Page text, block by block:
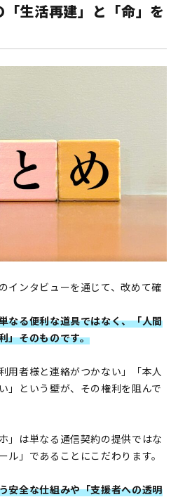
生活再建」と「命」を
インタビューを通じて、改めて確
なる便利な道具ではなく、「人間
」そのものです。
用者様と連絡がつかない」「本人
」という壁が、その権利を阻んで
」は単なる通信契約の提供ではな
ル」であることにこだわります。
安全な仕組みや「支援者への透明